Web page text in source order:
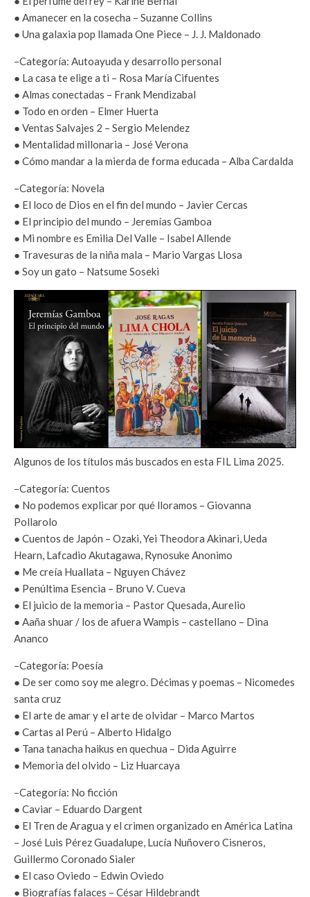
● Amanecer en la cosecha – Suzanne Collins
● Una galaxia pop llamada One Piece – J. J. Maldonado
–Categoría: Autoayuda y desarrollo personal
● La casa te elige a ti – Rosa María Cifuentes
● Almas conectadas – Frank Mendizabal
● Todo en orden – Elmer Huerta
● Ventas Salvajes 2 – Sergio Melendez
● Mentalidad millonaria – José Verona
● Cómo mandar a la mierda de forma educada – Alba Cardalda
–Categoría: Novela
● El loco de Dios en el fin del mundo – Javier Cercas
● El principio del mundo – Jeremías Gamboa
● Mi nombre es Emilia Del Valle – Isabel Allende
● Travesuras de la niña mala – Mario Vargas Llosa
● Soy un gato – Natsume Soseki
Algunos de los títulos más buscados en esta FIL Lima 2025.
–Categoría: Cuentos
● No podemos explicar por qué lloramos – Giovanna
Pollarolo
● Cuentos de Japón – Ozaki, Yei Theodora Akinari, Ueda
Hearn, Lafcadio Akutagawa, Rynosuke Anonimo
● Me creía Huallata – Nguyen Chávez
● Penúltima Esencia – Bruno V. Cueva
● El juicio de la memoria – Pastor Quesada, Aurelio
● Aaña shuar / los de afuera Wampis – castellano – Dina
Ananco
–Categoría: Poesía
● De ser como soy me alegro. Décimas y poemas – Nicomedes
santa cruz
● El arte de amar y el arte de olvidar – Marco Martos
● Cartas al Perú – Alberto Hidalgo
● Tana tanacha haikus en quechua – Dida Aguirre
● Memoria del olvido – Liz Huarcaya
–Categoría: No ficción
● Caviar – Eduardo Dargent
● El Tren de Aragua y el crimen organizado en América Latina
– José Luis Pérez Guadalupe, Lucía Nuñovero Cisneros,
Guillermo Coronado Sialer
● El caso Oviedo – Edwin Oviedo
● Biografías falaces – César Hildebrandt